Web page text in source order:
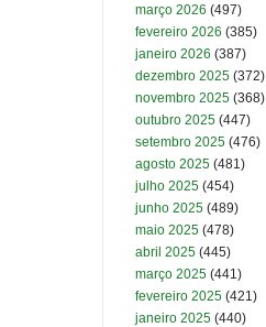
março 2026 (497)
fevereiro 2026 (385)
janeiro 2026 (387)
dezembro 2025 (372)
novembro 2025 (368)
outubro 2025 (447)
setembro 2025 (476)
agosto 2025 (481)
julho 2025 (454)
junho 2025 (489)
maio 2025 (478)
abril 2025 (445)
março 2025 (441)
fevereiro 2025 (421)
janeiro 2025 (440)